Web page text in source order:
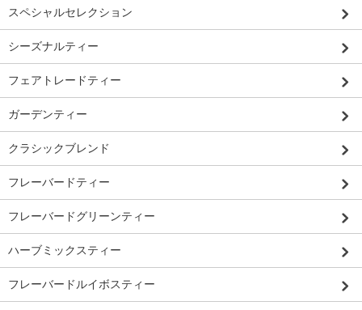
スペシャルセレクション
シーズナルティー
フェアトレードティー
ガーデンティー
クラシックブレンド
フレーバードティー
フレーバードグリーンティー
ハーブミックスティー
フレーバードルイボスティー